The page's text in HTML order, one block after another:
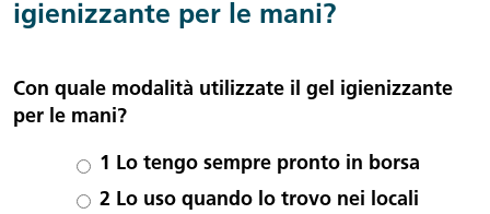
igienizzante per le mani?
Con quale modalità utilizzate il gel igienizzante
per le mani?
Scelte
1 Lo tengo sempre pronto in borsa
2 Lo uso quando lo trovo nei locali